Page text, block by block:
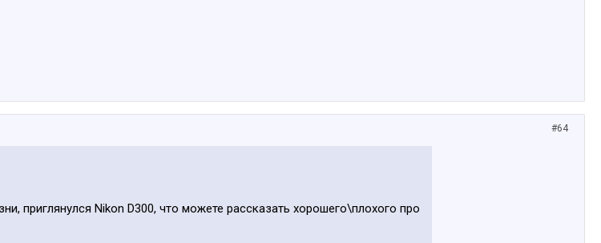
#64
приглянулся Nikon D300, что можете рассказать хорошего\плохого про